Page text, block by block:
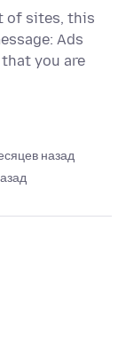
of sites, this
Ads
you are
назад